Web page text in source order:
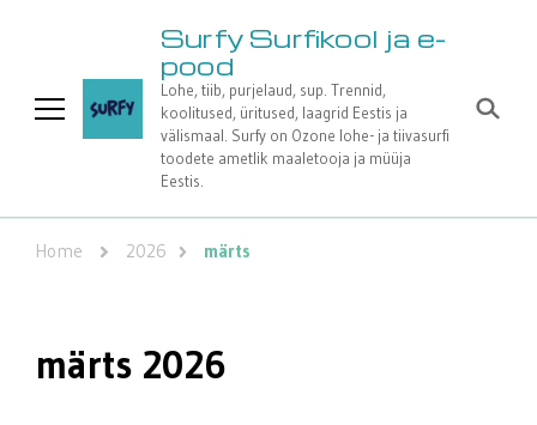
Surfy Surfikool ja e-
pood
Lohe, tiib, purjelaud, sup. Trennid,
koolitused, üritused, laagrid Eestis ja
välismaal. Surfy on Ozone lohe- ja tiivasurfi
toodete ametlik maaletooja ja müüja
Eestis.
Home 2026 märts
märts 2026